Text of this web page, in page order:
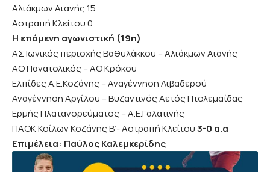
Αλιάκμων Αιανής 15
Αστραπή Κλείτου 0
Η επόμενη αγωνιστική (19η)
ΑΣ Ιωνικός περιοχής Βαθυλάκκου – Αλιάκμων Αιανής
ΑΟ Πανατολικός – ΑΟ Κρόκου
Ελπίδες Α.Ε.Κοζάνης – Αναγέννηση Λιβαδερού
Αναγέννηση Αργίλου – Βυζαντινός Αετός Πτολεμαΐδας
Ερμής Πλατανορεύματος – Α.Ε.Γαλατινής
ΠΑΟΚ Κοίλων Κοζάνης Β’- Αστραπή Κλείτου3-0 α.α
Επιμέλεια: Παύλος Καλεμκερίδης